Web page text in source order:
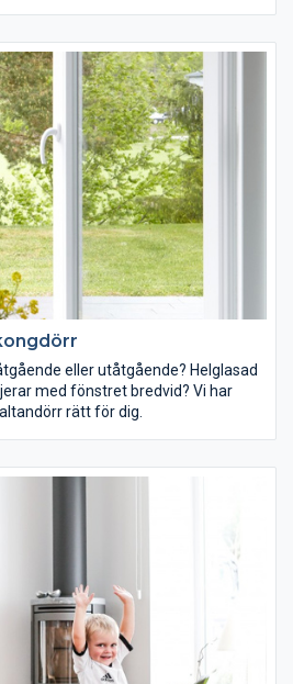
eller utåtgående? Helglasad
med fönstret bredvid? Vi har
rätt för dig.